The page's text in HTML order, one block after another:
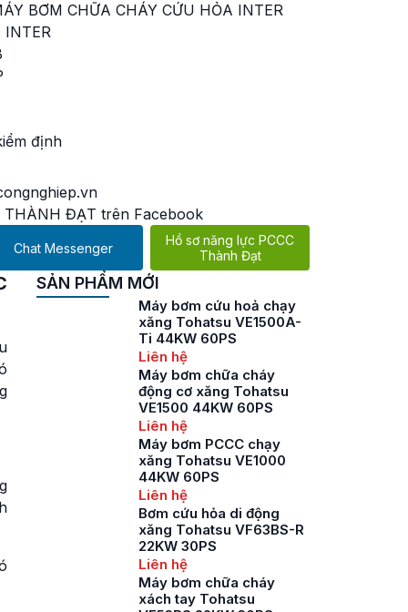
BƠM CHỮA CHÁY CỨU HỎA INTER
INTER
định
THÀNH ĐẠT trên Facebook
Chat Messenger
Hồ sơ năng lực PCCC
Thành Đạt
SẢN PHẨM MỚI
Máy bơm cứu hoả chạy
xăng Tohatsu VE1500A-
Ti 44KW 60PS
Liên hệ
Máy bơm chữa cháy
động cơ xăng Tohatsu
VE1500 44KW 60PS
Liên hệ
Máy bơm PCCC chạy
xăng Tohatsu VE1000
44KW 60PS
Liên hệ
Bơm cứu hỏa di động
xăng Tohatsu VF63BS-R
22KW 30PS
Liên hệ
Máy bơm chữa cháy
xách tay Tohatsu